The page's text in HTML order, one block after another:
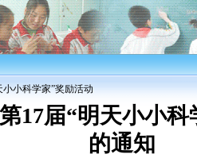
小小科学家”奖励活动
17届“明天小小
的通知